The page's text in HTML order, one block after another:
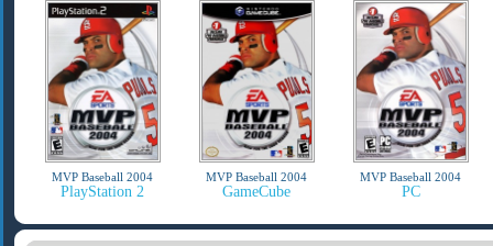
MVP Baseball 2004
PlayStation 2
MVP Baseball 2004
GameCube
MVP Baseball 2004
PC